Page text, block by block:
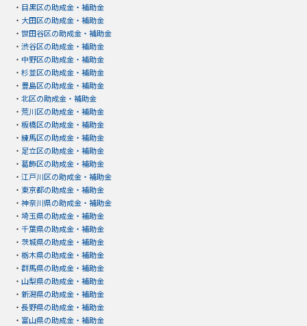
・ 目黒区の助成金・補助金
・ 大田区の助成金・補助金
・ 世田谷区の助成金・補助金
・ 渋谷区の助成金・補助金
・ 中野区の助成金・補助金
・ 杉並区の助成金・補助金
・ 豊島区の助成金・補助金
・ 北区の助成金・補助金
・ 荒川区の助成金・補助金
・ 板橋区の助成金・補助金
・ 練馬区の助成金・補助金
・ 足立区の助成金・補助金
・ 葛飾区の助成金・補助金
・ 江戸川区の助成金・補助金
・ 東京都の助成金・補助金
・ 神奈川県の助成金・補助金
・ 埼玉県の助成金・補助金
・ 千葉県の助成金・補助金
・ 茨城県の助成金・補助金
・ 栃木県の助成金・補助金
・ 群馬県の助成金・補助金
・ 山梨県の助成金・補助金
・ 新潟県の助成金・補助金
・ 長野県の助成金・補助金
・ 富山県の助成金・補助金